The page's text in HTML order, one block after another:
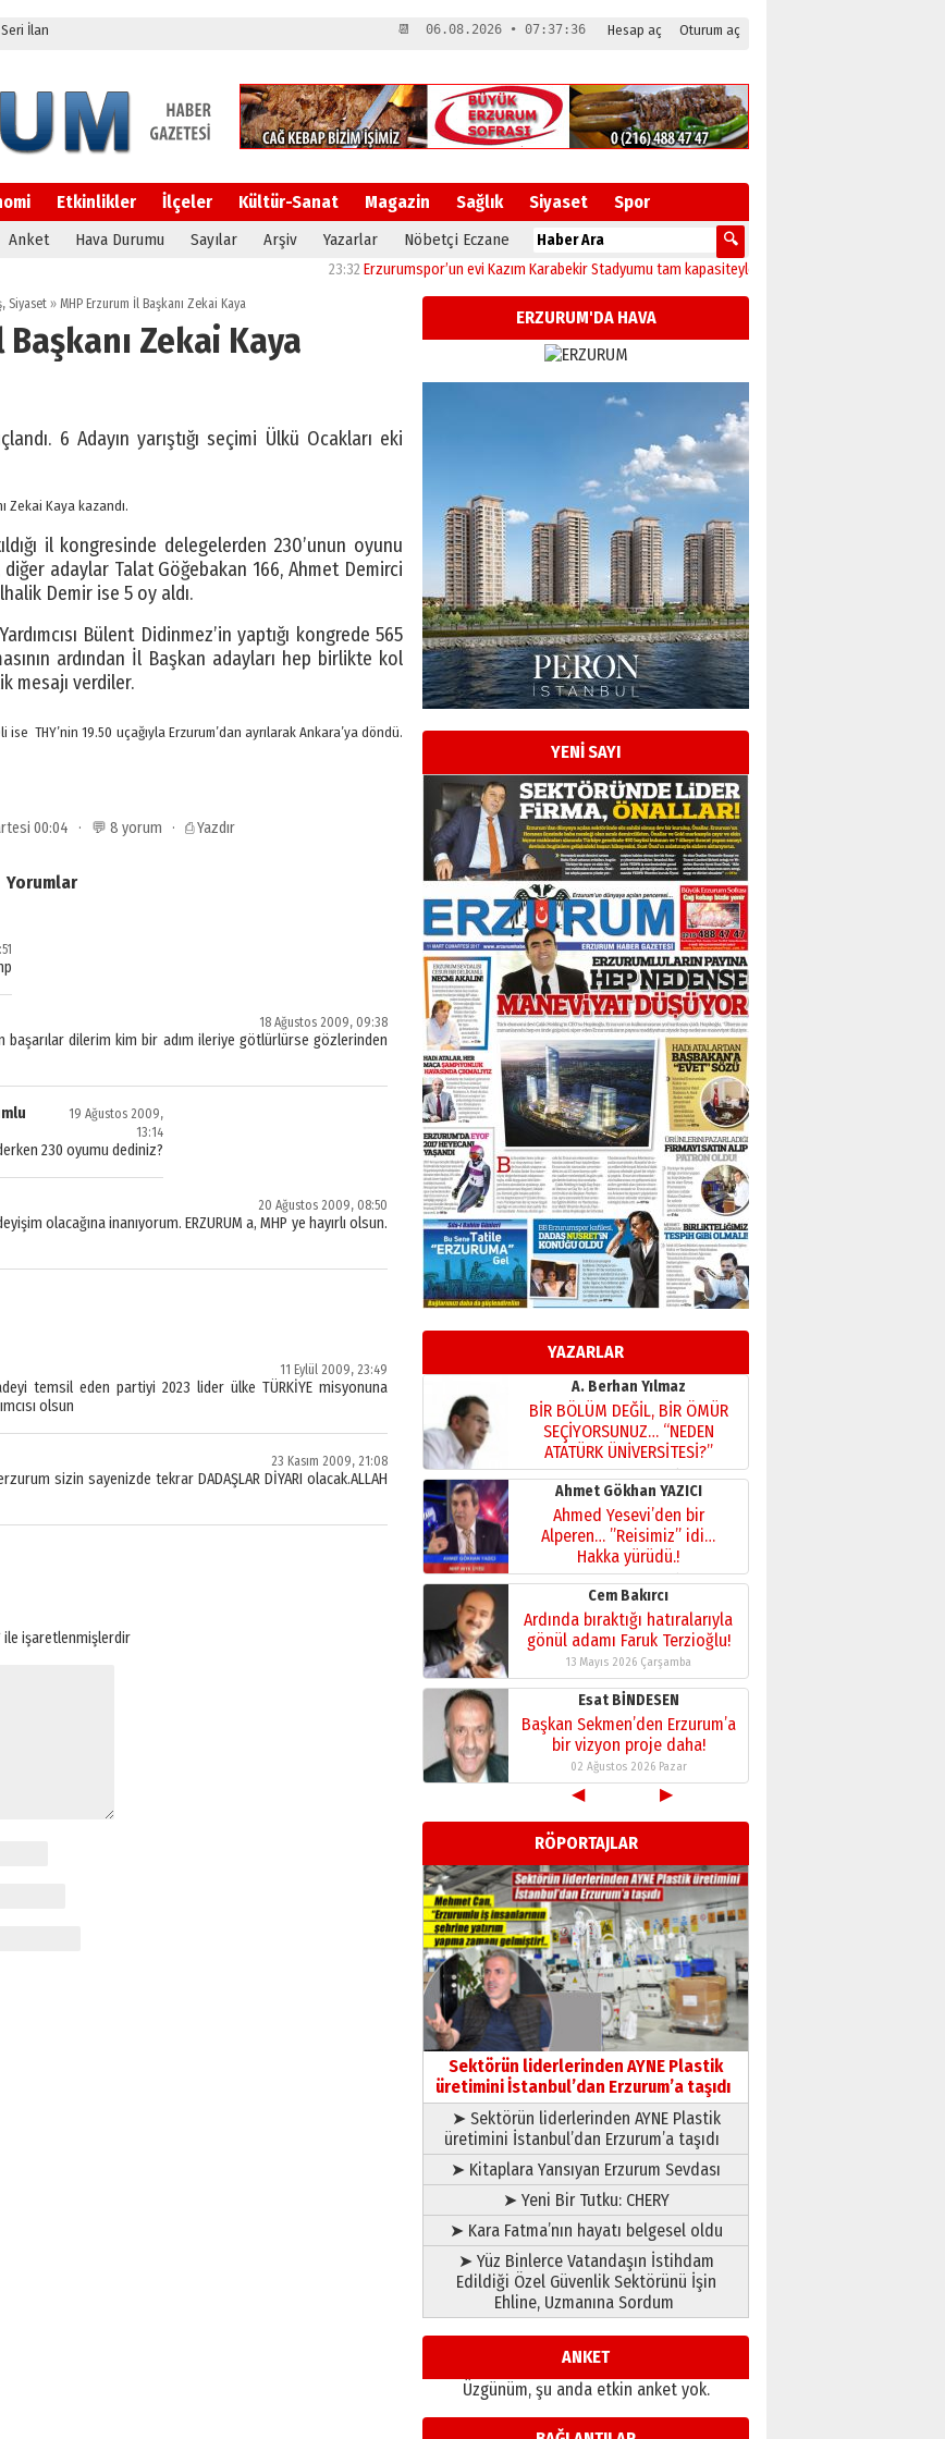
İlan Hesap aç Oturum aç
📆 06.08.2026 • 07:37:37
Etkinlikler İlçeler Kültür-Sanat Magazin Sağlık Siyaset Spor
Anket Hava Durumu Sayılar Arşiv Yazarlar Nöbetçi Eczane
Erzurumspor’un evi Kazım Karabekir Stadyumu tam kapasiteyle yeniden açılıyor!
, Siyaset »MHP Erzurum İl Başkanı Zekai Kaya
Başkanı Zekai Kaya
6 Adayın yarıştığı seçimi Ülkü Ocakları eki
Zekai Kaya kazandı.
il kongresinde delegelerden 230’unun oyunu
adaylar Talat Göğebakan 166, Ahmet Demirci
Demir ise 5 oy aldı.
Bülent Didinmez’in yaptığı kongrede 565
ardından İl Başkan adayları hep birlikte kol
mesajı verdiler.
THY’nin 19.50 uçağıyla Erzurum’dan ayrılarak Ankara’ya döndü.
00:04 · 💬 8 yorum · ⎙ Yazdır
Yorumlar
18 Ağustos 2009, 09:38
dilerim kim bir adım ileriye götlürlürse gözlerinden
19 Ağustos 2009,
13:14
230 oyumu dediniz?
20 Ağustos 2009, 08:50
olacağına inanıyorum. ERZURUM a, MHP ye hayırlı olsun.
11 Eylül 2009, 23:49
temsil eden partiyi 2023 lider ülke TÜRKİYE misyonuna
olsun
23 Kasım 2009, 21:08
sizin sayenizde tekrar DADAŞLAR DİYARI olacak.ALLAH
ile işaretlenmişlerdir
ERZURUM'DA HAVA
YENİ SAYI
YAZARLAR
Esat BİNDESEN
Başkan Sekmen’den Erzurum’a
bir vizyon proje daha!
02 Ağustos 2026 Pazar
Kadir SABUNCUOĞLU
Erzurumspor’un köşe taşları
29 Haziran 2026 Pazartesi
Kenan GÜLERCİ
Murat Şahsuvaroğlu ERKON’da
çıtayı yukarı taşırken,
yönetimdekiler aşağı
çekmemeli!
17 Şubat 2026 SalıOrhan BOZKURT
Bir fotoğraf, bir şehir, bir
gazeteci… Dizginler kimin
elinde?
A. Berhan Yılmaz
BİR BÖLÜM DEĞİL, BİR ÖMÜR
SEÇİYORSUNUZ… “NEDEN
ATATÜRK ÜNİVERSİTESİ?”
28 Temmuz 2026 Salı
Ahmet Gökhan YAZICI
Ahmed Yesevi’den bir
Alperen… ”Reisimiz” idi…
Hakka yürüdü.!
26 Mart 2026 Perşembe
Cem Bakırcı
Ardında bıraktığı hatıralarıyla
gönül adamı Faruk Terzioğlu!
13 Mayıs 2026 Çarşamba
Esat BİNDESEN
Başkan Sekmen’den Erzurum’a
bir vizyon proje daha!
02 Ağustos 2026 Pazar
Kadir SABUNCUOĞLU
Erzurumspor’un köşe taşları
29 Haziran 2026 Pazartesi
Kenan GÜLERCİ
Murat Şahsuvaroğlu ERKON’da
çıtayı yukarı taşırken,
yönetimdekiler aşağı
çekmemeli!
17 Şubat 2026 SalıOrhan BOZKURT
Bir fotoğraf, bir şehir, bir
gazeteci… Dizginler kimin
elinde?
31 Mart 2026 Salı
A. Berhan Yılmaz
BİR BÖLÜM DEĞİL, BİR ÖMÜR
SEÇİYORSUNUZ… “NEDEN
ATATÜRK ÜNİVERSİTESİ?”
28 Temmuz 2026 Salı
Ahmet Gökhan YAZICI
Ahmed Yesevi’den bir
Alperen… ”Reisimiz” idi…
Hakka yürüdü.!
26 Mart 2026 Perşembe
Ardında bıraktığı hatıralarıyla
13 Mayıs 2026 Çarşamba
Esat BİNDESEN
◀ ▶
RÖPORTAJLAR
Sektörün liderlerinden AYNE Plastik
üretimini İstanbul’dan Erzurum’a taşıdı
➤ Sektörün liderlerinden AYNE Plastik
üretimini İstanbul’dan Erzurum’a taşıdı
➤ Kitaplara Yansıyan Erzurum Sevdası
➤ Yeni Bir Tutku: CHERY
➤ Kara Fatma’nın hayatı belgesel oldu
➤ Yüz Binlerce Vatandaşın İstihdam
Edildiği Özel Güvenlik Sektörünü İşin
Ehline, Uzmanına Sordum
ANKET
Üzgünüm, şu anda etkin anket yok.